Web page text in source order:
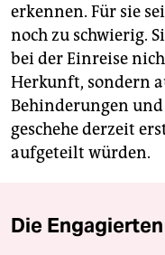
erkennen. Für sie
noch zu schwierig.
bei der Einreise
Herkunft, sondern
Behinderungen
geschehe derzeit
aufgeteilt würden.
Die